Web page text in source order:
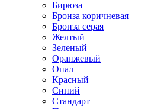
Бирюза
Бронза коричневая
Бронза серая
Желтый
Зеленый
Оранжевый
Опал
Красный
Синий
Стандарт